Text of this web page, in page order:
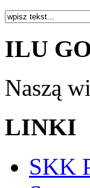
ILU
Naszą
LINKI
SKK